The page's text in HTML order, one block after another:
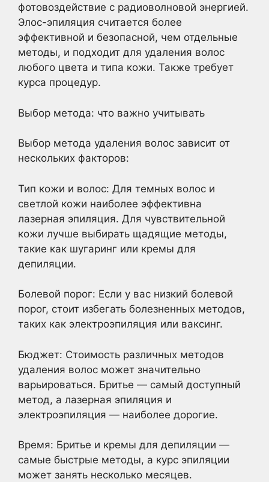
фотовоздействие с радиоволновой энергией.
Элос-эпиляция считается более
эффективной и безопасной, чем отдельные
методы, и подходит для удаления волос
любого цвета и типа кожи. Также требует
курса процедур.
Выбор метода: что важно учитывать
Выбор метода удаления волос зависит от
нескольких факторов:
Тип кожи и волос: Для темных волос и
светлой кожи наиболее эффективна
лазерная эпиляция. Для чувствительной
кожи лучше выбирать щадящие методы,
такие как шугаринг или кремы для
депиляции.
Болевой порог: Если у вас низкий болевой
порог, стоит избегать болезненных методов,
таких как электроэпиляция или ваксинг.
Бюджет: Стоимость различных методов
удаления волос может значительно
варьироваться. Бритье — самый доступный
метод, а лазерная эпиляция и
электроэпиляция — наиболее дорогие.
Время: Бритье и кремы для депиляции —
самые быстрые методы, а курс эпиляции
может занять несколько месяцев.